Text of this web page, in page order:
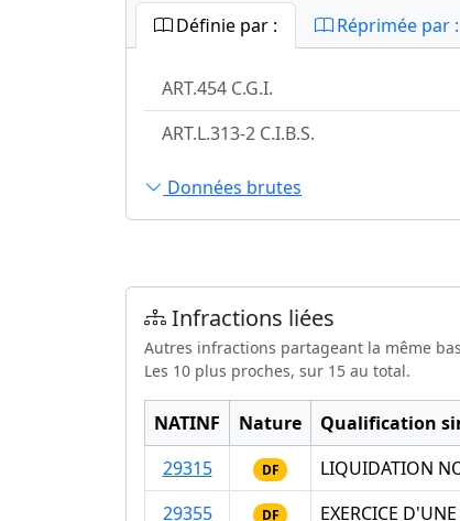
Définie par : Réprimée par :
ART.454 C.G.I.
ART.L.313-2 C.I.B.S.
Données brutes
Infractions liées
Autres infractions partageant la même
Les 10 plus proches, sur 15 au total.
NATINF Nature
Qualification
29315
DF
LIQUIDATION
29355
DF
EXERCICE